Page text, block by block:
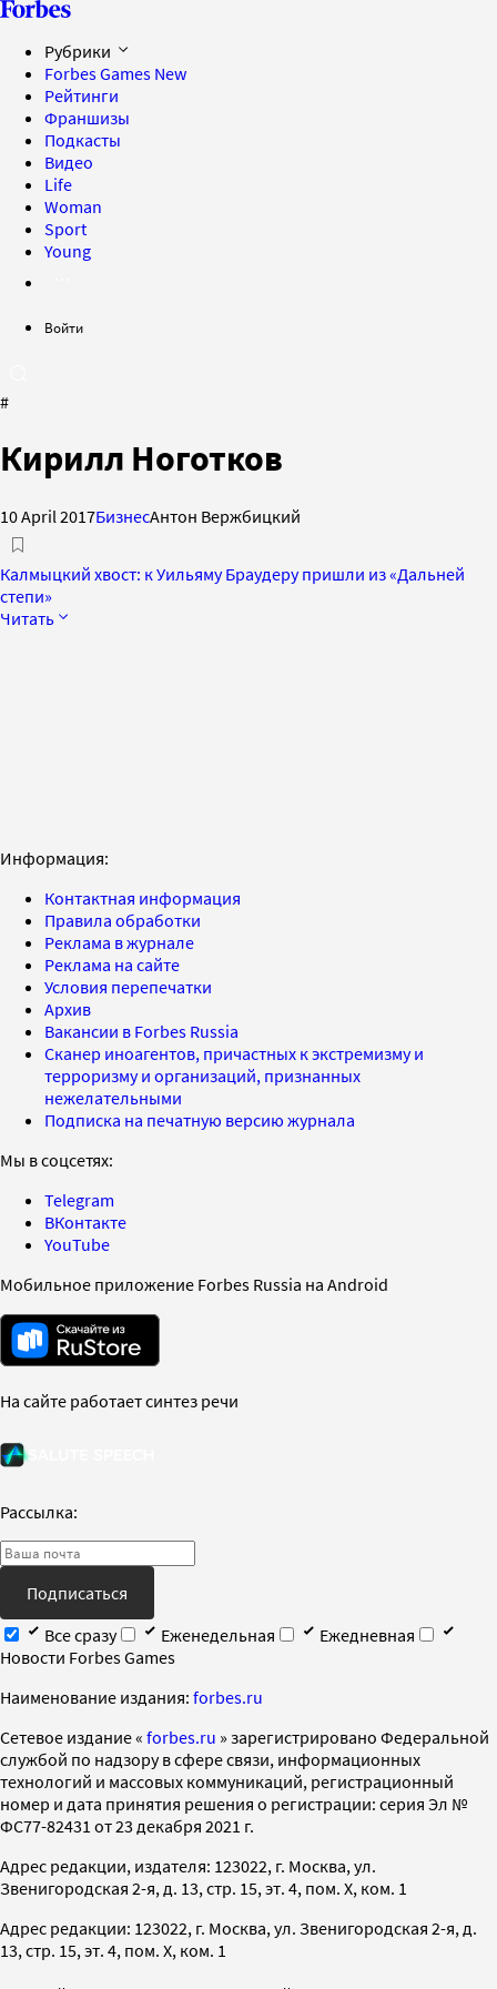
Рубрики
Forbes Games New
Рейтинги
Франшизы
Подкасты
Видео
Life
Woman
Sport
Young
Войти
#
Кирилл Ноготков
10 April 2017БизнесАнтон Вержбицкий
Калмыцкий хвост: к Уильяму Браудеру пришли из «Дальней
степи»
Читать
Информация:
Контактная информация
Правила обработки
Реклама в журнале
Реклама на сайте
Условия перепечатки
Архив
Вакансии в Forbes Russia
Сканер иноагентов, причастных к экстремизму и
терроризму и организаций, признанных
нежелательными
Подписка на печатную версию журнала
Мы в соцсетях:
Telegram
ВКонтакте
YouTube
Мобильное приложение Forbes Russia на Android
На сайте работает синтез речи
Рассылка:
Подписаться
Все сразу
Еженедельная
Ежедневная
Новости Forbes Games
Наименование издания: forbes.ru
Cетевое издание « forbes.ru » зарегистрировано Федеральной
службой по надзору в сфере связи, информационных
технологий и массовых коммуникаций, регистрационный
номер и дата принятия решения о регистрации: серия Эл №
ФС77-82431 от 23 декабря 2021 г.
Адрес редакции, издателя: 123022, г. Москва, ул.
Звенигородская 2-я, д. 13, стр. 15, эт. 4, пом. X, ком. 1
Адрес редакции: 123022, г. Москва, ул. Звенигородская 2-я, д.
13, стр. 15, эт. 4, пом. X, ком. 1